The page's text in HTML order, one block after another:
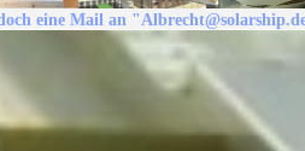
eine Mail an